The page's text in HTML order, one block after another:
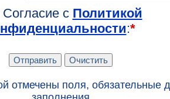
Согласие с Политикой
:*
отмечены поля, обязательные